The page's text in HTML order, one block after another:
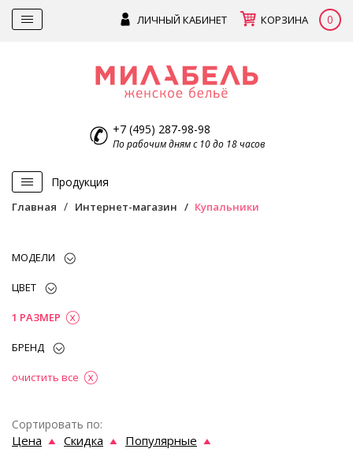
ЛИЧНЫЙ КАБИНЕТ КОРЗИНА 0
+7 (495) 287-98-98
По рабочим дням с 10 до 18 часов
Продукция
Главная Интернет-магазин Купальники
МОДЕЛИ
ЦВЕТ
1 РАЗМЕР
БРЕНД
очистить все
Сортировать по:
Цена Скидка Популярные